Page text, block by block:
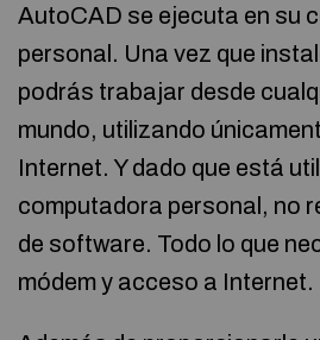
AutoCAD se ejecuta en su
personal. Una vez que
podrás trabajar desde
mundo, utilizando
Internet. Y dado que está
computadora personal, no
de software. Todo lo que
módem y acceso a Internet.